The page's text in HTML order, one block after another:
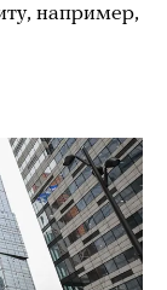
например,